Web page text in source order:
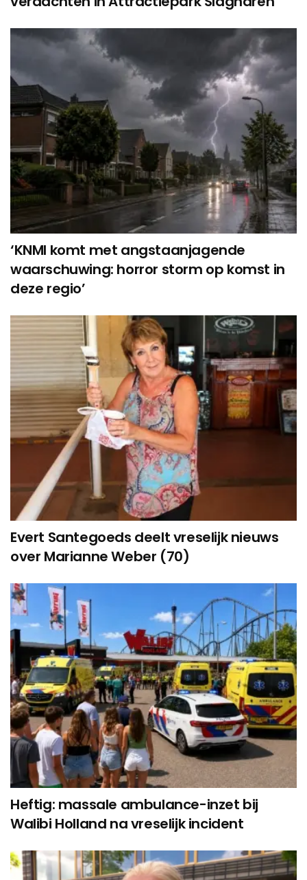
‘KNMI komt met angstaanjagende
waarschuwing: horror storm op komst in
deze regio’
Evert Santegoeds deelt vreselijk nieuws
over Marianne Weber (70)
Heftig: massale ambulance-inzet bij
Walibi Holland na vreselijk incident